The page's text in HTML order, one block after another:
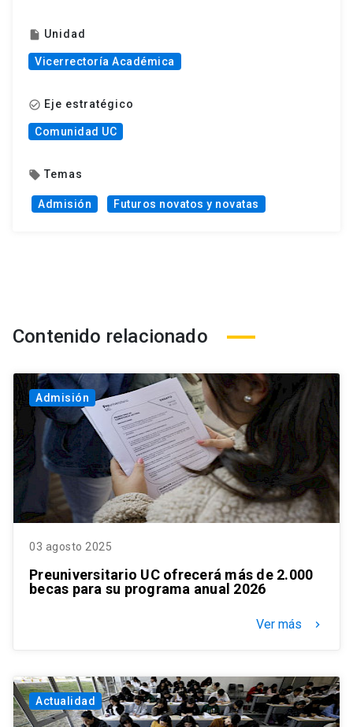
insert_drive_file Unidad
Vicerrectoría Académica
check_circle_outline Eje estratégico
Comunidad UC
local_offer Temas
Admisión Futuros novatos y novatas
Contenido relacionado
Admisión
03 agosto 2025
Preuniversitario UC ofrecerá más de 2.000
becas para su programa anual 2026
Ver más keyboard_arrow_right
Actualidad